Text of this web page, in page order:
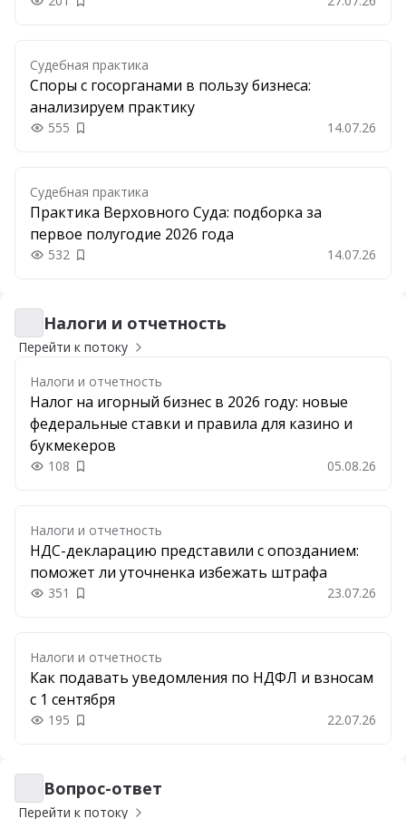
Добавить в закладки
Судебная практика
Споры с госорганами в пользу бизнеса:
анализируем практику
555 Добавить в закладки 14.07.26
Судебная практика
Практика Верховного Суда: подборка за
первое полугодие 2026 года
532 Добавить в закладки 14.07.26
Налоги и отчетность
Налоги и отчетность
Перейти к потоку
Налоги и отчетность
Налог на игорный бизнес в 2026 году: новые
федеральные ставки и правила для казино и
букмекеров
108 Добавить в закладки 05.08.26
Налоги и отчетность
НДС-декларацию представили с опозданием:
поможет ли уточненка избежать штрафа
351 Добавить в закладки 23.07.26
Налоги и отчетность
Как подавать уведомления по НДФЛ и взносам
с 1 сентября
195 Добавить в закладки 22.07.26
Вопрос-ответ
Вопрос-ответ
Перейти к потоку